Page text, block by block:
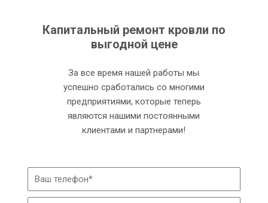
Капитальный ремонт кровли по
выгодной цене
За все время нашей работы мы
успешно сработались со многими
предприятиями, которые теперь
являются нашими постоянными
клиентами и партнерами!